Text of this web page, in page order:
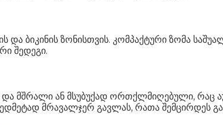
და ბიკინის ზონისთვის. კომპაქტური ზომა
შედეგი.
მშრალი ან მსუბუქად ორთქლმიღებული, რაც
მრავალჯერ გავლას, რათა შემცირდეს